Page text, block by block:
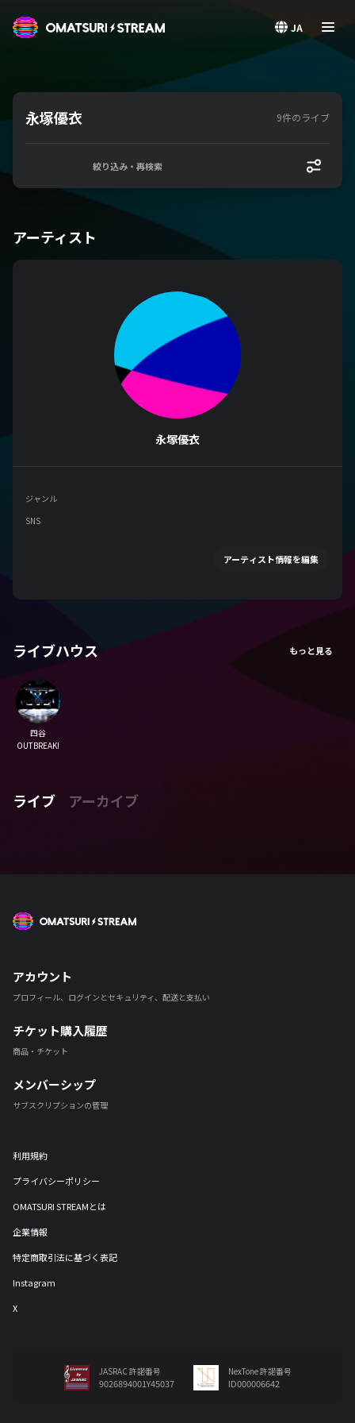
JA
永塚優衣 9件のライブ
絞り込み・再検索
アーティスト
永塚優衣
ジャンル
SNS
アーティスト情報を編集
ライブハウス
四谷
OUTBREAK!
ライブ アーカイブ
アカウント
プロフィール、ログインとセキュリティ、配送と支払い
チケット購入履歴
商品・チケット
メンバーシップ
サブスクリプションの管理
利用規約
プライバシーポリシー
OMATSURI STREAMとは
企業情報
特定商取引法に基づく表記
Instagram
X
JASRAC 許諾番号
9026894001Y45037
NexTone 許諾番号
ID000006642